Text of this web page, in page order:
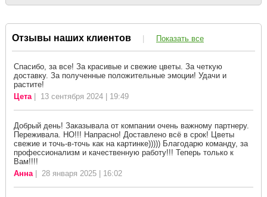
Отзывы наших клиентов | Показать все
Спасибо, за все! За красивые и свежие цветы. За четкую
доставку. За полученные положительные эмоции! Удачи и
растите!
Цета| 13 сентября 2024 | 19:49
Добрый день! Заказывала от компании очень важному партнеру.
Переживала. НО!!! Напрасно! Доставлено всё в срок! Цветы
свежие и точь-в-точь как на картинке))))) Благодарю команду, за
профессионализм и качественную работу!!! Теперь только к
Вам!!!!
Анна| 28 января 2025 | 16:02